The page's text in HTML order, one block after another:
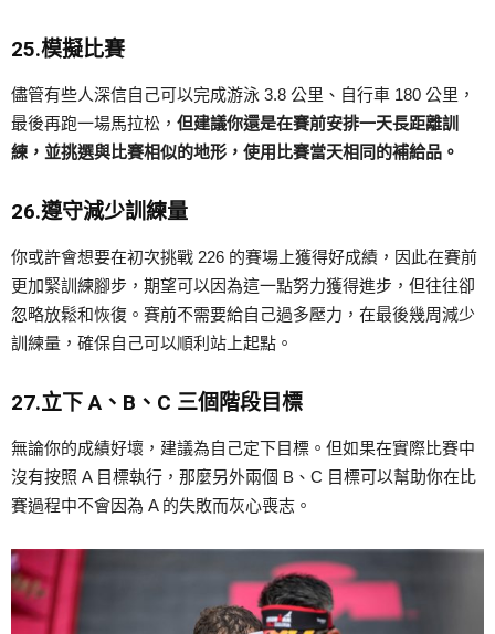
25.模擬比賽
儘管有些人深信自己可以完成游泳 3.8 公里、自行車 180 公里，
最後再跑一場馬拉松， 但建議你還是在賽前安排一天長距離訓
練，並挑選與比賽相似的地形，使用比賽當天相同的補給品。
26.遵守減少訓練量
你或許會想要在初次挑戰 226 的賽場上獲得好成績，因此在賽前
更加緊訓練腳步，期望可以因為這一點努力獲得進步，但往往卻
忽略放鬆和恢復。賽前不需要給自己過多壓力，在最後幾周減少
訓練量，確保自己可以順利站上起點。
27.立下 A、B、C 三個階段目標
無論你的成績好壞，建議為自己定下目標。但如果在實際比賽中
沒有按照 A 目標執行，那麼另外兩個 B、C 目標可以幫助你在比
賽過程中不會因為 A 的失敗而灰心喪志。